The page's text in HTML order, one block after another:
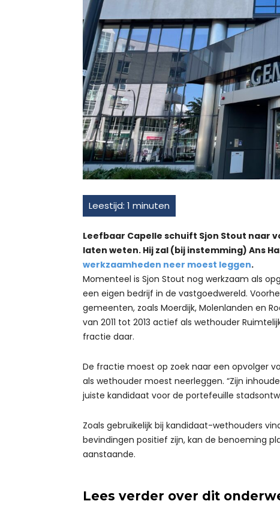
Leefbaar Capelle schuift Sjon Stout naar
laten weten. Hij zal (bij instemming) Ans
werkzaamheden neer moest leggen.
Momenteel is Sjon Stout nog werkzaam als
een eigen bedrijf in de vastgoedwereld.
gemeenten, zoals Moerdijk, Molenlanden en
van 2011 tot 2013 actief als wethouder
fractie daar.
De fractie moest op zoek naar een opvolger
als wethouder moest neerleggen. “Zijn
juiste kandidaat voor de portefeuille
Zoals gebruikelijk bij kandidaat-wethouders
bevindingen positief zijn, kan de benoeming
aanstaande.
Lees verder over dit